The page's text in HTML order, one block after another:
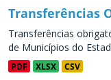
Transferências
Transferências
de Municípios do
PDF XLSX CSV